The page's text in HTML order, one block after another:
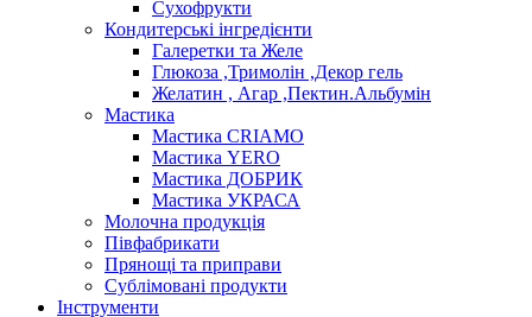
Сухофрукти
Кондитерські інгредієнти
Галеретки та Желе
Глюкоза ,Тримолін ,Декор гель
Желатин , Агар ,Пектин.Альбумін
Мастика
Мастика CRIAMO
Мастика YERO
Мастика ДОБРИК
Мастика УКРАСА
Молочна продукція
Півфабрикати
Прянощі та приправи
Сублімовані продукти
Інструменти